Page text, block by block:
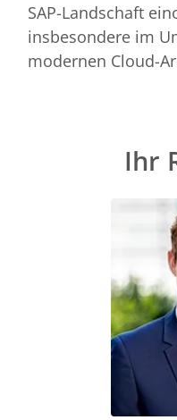
SAP-Landschaft
insbesondere im
modernen Cloud-
Ihr